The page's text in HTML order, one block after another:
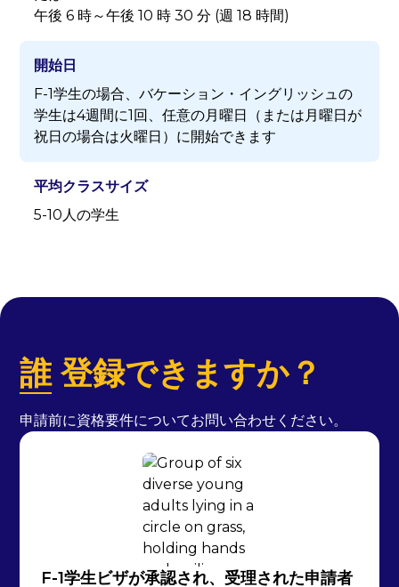
午後 6 時～午後 10 時 30 分 (週 18 時間)
開始日
F-1学生の場合、バケーション・イングリッシュの
学生は4週間に1回、任意の月曜日（または月曜日が
祝日の場合は火曜日）に開始できます
平均クラスサイズ
5-10人の学生
誰登録できますか？
申請前に資格要件についてお問い合わせください。
F-1学生ビザが承認され、受理された申請者